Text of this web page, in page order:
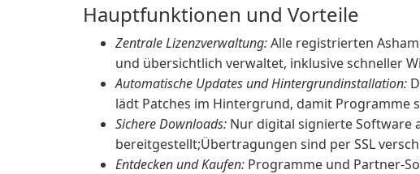
Hauptfunktionen und Vorteile
Zentrale Lizenzverwaltung:Alle registrierten
und übersichtlich verwaltet, inklusive schneller
Automatische Updates und Hintergrundinstallation:
lädt Patches im Hintergrund, damit Programme
Sichere Downloads: Nur digital signierte Software
bereitgestellt;Übertragungen sind per SSL
Entdecken und Kaufen: Programme und Partner-